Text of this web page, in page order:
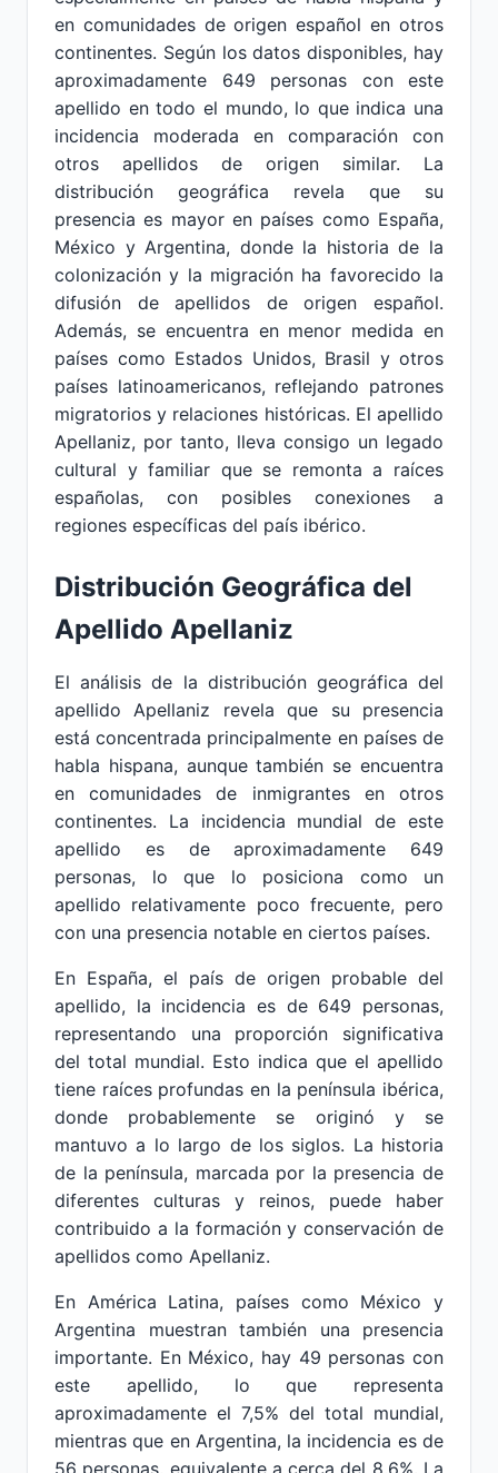
en comunidades de origen español en otros
continentes. Según los datos disponibles, hay
aproximadamente 649 personas con este
apellido en todo el mundo, lo que indica una
incidencia moderada en comparación con
otros apellidos de origen similar. La
distribución geográfica revela que su
presencia es mayor en países como España,
México y Argentina, donde la historia de la
colonización y la migración ha favorecido la
difusión de apellidos de origen español.
Además, se encuentra en menor medida en
países como Estados Unidos, Brasil y otros
países latinoamericanos, reflejando patrones
migratorios y relaciones históricas. El apellido
Apellaniz, por tanto, lleva consigo un legado
cultural y familiar que se remonta a raíces
españolas, con posibles conexiones a
regiones específicas del país ibérico.
Distribución Geográfica del
Apellido Apellaniz
El análisis de la distribución geográfica del
apellido Apellaniz revela que su presencia
está concentrada principalmente en países de
habla hispana, aunque también se encuentra
en comunidades de inmigrantes en otros
continentes. La incidencia mundial de este
apellido es de aproximadamente 649
personas, lo que lo posiciona como un
apellido relativamente poco frecuente, pero
con una presencia notable en ciertos países.
En España, el país de origen probable del
apellido, la incidencia es de 649 personas,
representando una proporción significativa
del total mundial. Esto indica que el apellido
tiene raíces profundas en la península ibérica,
donde probablemente se originó y se
mantuvo a lo largo de los siglos. La historia
de la península, marcada por la presencia de
diferentes culturas y reinos, puede haber
contribuido a la formación y conservación de
apellidos como Apellaniz.
En América Latina, países como México y
Argentina muestran también una presencia
importante. En México, hay 49 personas con
este apellido, lo que representa
aproximadamente el 7,5% del total mundial,
mientras que en Argentina, la incidencia es de
56 personas, equivalente a cerca del 8,6%. La